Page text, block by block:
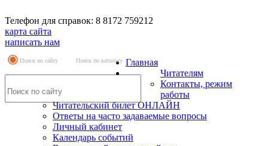
Телефон для справок: 8 8172 759212
карта сайта
написать нам
Поиск по сайту Поиск по каталогу Главная
Читателям
Контакты, режим
работы
Читательский билет ОНЛАЙН
Ответы на часто задаваемые вопросы
Личный кабинет
Календарь событий